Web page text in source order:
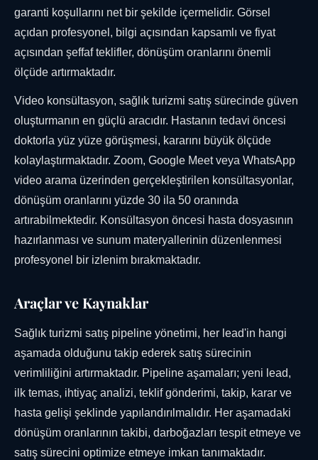
garanti koşullarını net bir şekilde içermelidir. Görsel
açıdan profesyonel, bilgi açısından kapsamlı ve fiyat
açısından şeffaf teklifler, dönüşüm oranlarını önemli
ölçüde artırmaktadır.
Video konsültasyon, sağlık turizmi satış sürecinde güven
oluşturmanın en güçlü aracıdır. Hastanın tedavi öncesi
doktorla yüz yüze görüşmesi, kararını büyük ölçüde
kolaylaştırmaktadır. Zoom, Google Meet veya WhatsApp
video arama üzerinden gerçekleştirilen konsültasyonlar,
dönüşüm oranlarını yüzde 30 ila 50 oranında
artırabilmektedir. Konsültasyon öncesi hasta dosyasının
hazırlanması ve sunum materyallerinin düzenlenmesi
profesyonel bir izlenim bırakmaktadır.
Araçlar ve Kaynaklar
Sağlık turizmi satış pipeline yönetimi, her lead'in hangi
aşamada olduğunu takip ederek satış sürecinin
verimliliğini artırmaktadır. Pipeline aşamaları; yeni lead,
ilk temas, ihtiyaç analizi, teklif gönderimi, takip, karar ve
hasta gelişi şeklinde yapılandırılmalıdır. Her aşamadaki
dönüşüm oranlarının takibi, darboğazları tespit etmeye ve
satış sürecini optimize etmeye imkan tanımaktadır.